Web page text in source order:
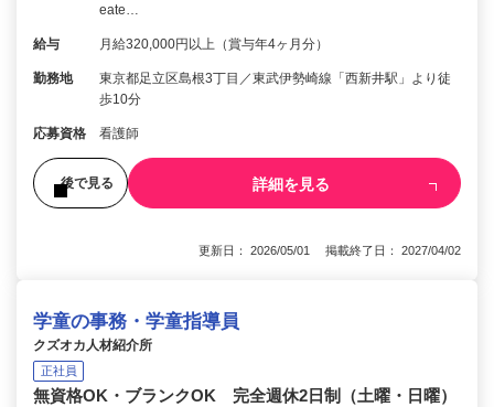
eate…
給与 月給320,000円以上（賞与年4ヶ月分）
勤務地
東京都足立区島根3丁目／東武伊勢崎線「西新井駅」より徒
歩10分
応募資格 看護師
後で見る 詳細を見る
更新日： 2026/05/01 掲載終了日： 2027/04/02
学童の事務・学童指導員
クズオカ人材紹介所
正社員
無資格OK・ブランクOK 完全週休2日制（土曜・日曜）